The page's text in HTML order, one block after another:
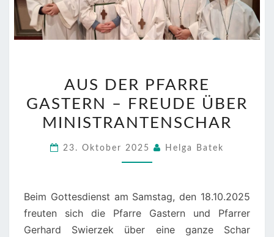
DER
PFARRE
GASTERN
FREUDE
AUS DER PFARRE
GASTERN – FREUDE ÜBER
MINISTRANTENSCHAR
23. Oktober 2025 Helga Batek
Beim Gottesdienst am Samstag, den 18.10.2025
freuten sich die Pfarre Gastern und Pfarrer
Gerhard Swierzek über eine ganze Schar